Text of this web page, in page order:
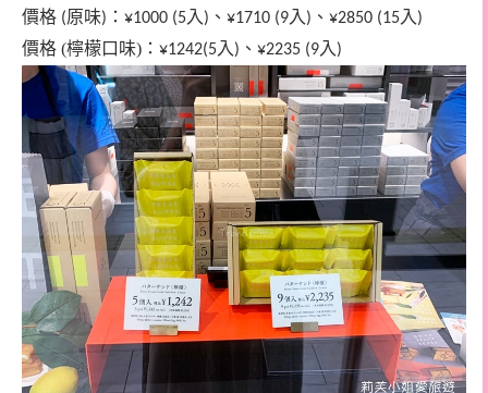
價格 (原味) ： ¥1000 (5入 ) 、 ¥1710 (9入 ) 、 ¥2850 (15入 )
價格 (檸檬口味)： ¥1242(5入 ) 、 ¥2235 (9入 )